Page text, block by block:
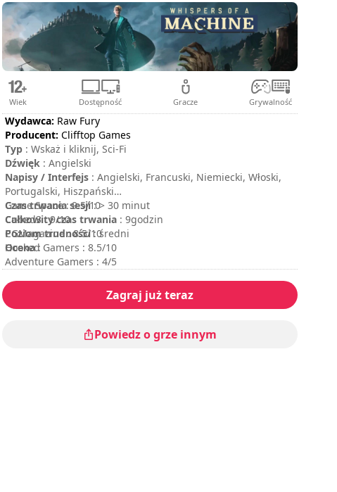
Wiek Dostępność Gracze Grywalność
Wydawca: Raw Fury
Producent: Clifftop Games
Typ : Wskaż i kliknij, Sci-Fi
Dźwięk : Angielski
Napisy / Interfejs : Angielski, Francuski, Niemiecki, Włoski,
Portugalski, Hiszpański
Czas trwania sesji: > 30 minut
Całkowity czas trwania : 9godzin
Poziom trudności: średni
Ocena:
Game Space : 9.5/10
Cubed3 : 9/10
CGMagazine : 8.5/10
Hooked Gamers : 8.5/10
Adventure Gamers : 4/5
Zagraj już teraz
Powiedz o grze innym